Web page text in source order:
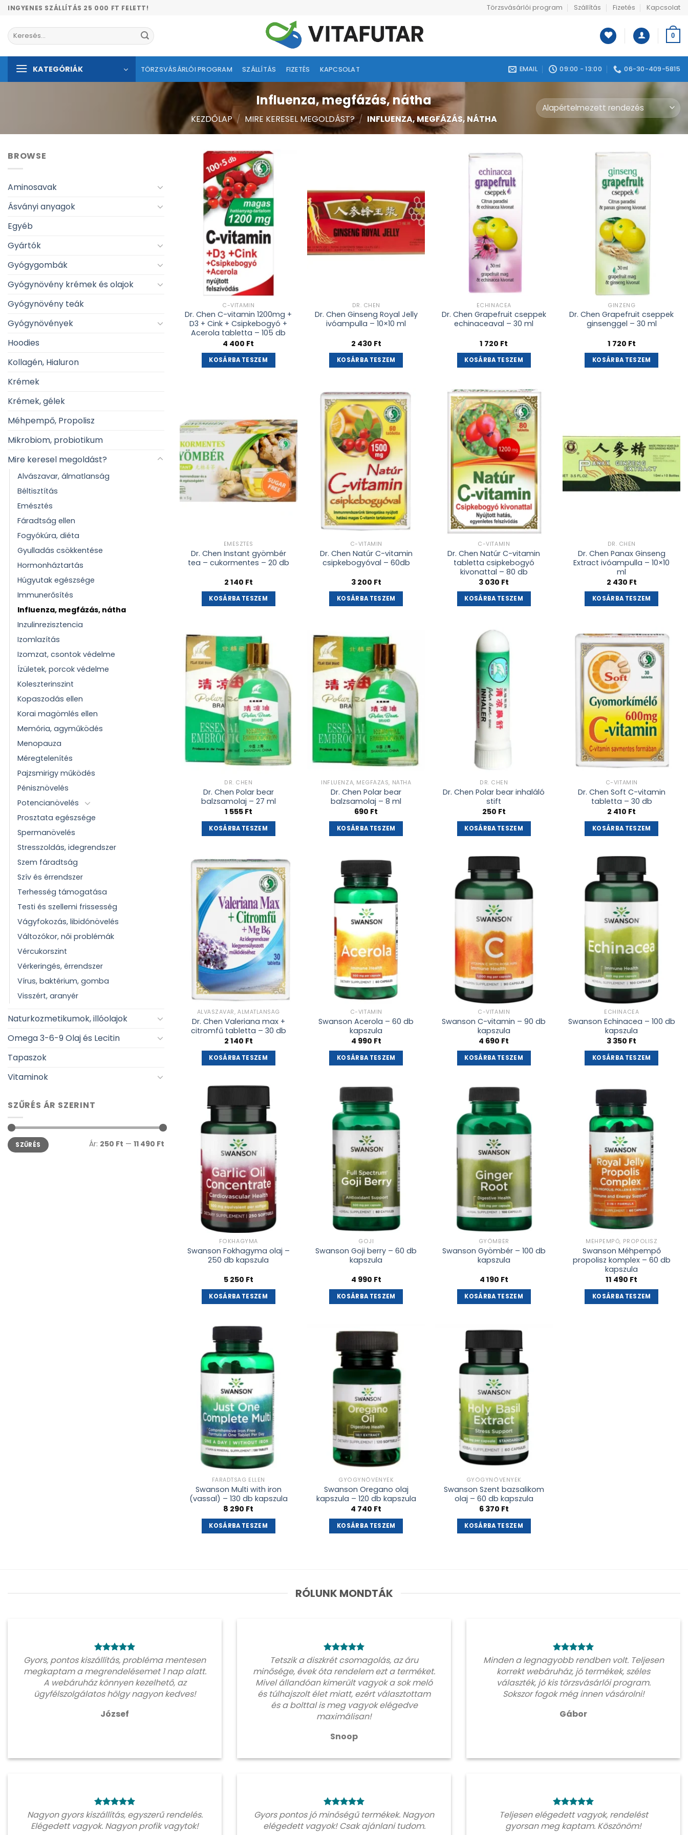
Skip
content
INGYENES SZÁLLÍTÁS 25 000 FT FELETT! Törzsvásárlói program Szállítás Fizetés Kapcsolat
Keresés
a
0
KATEGÓRIÁK TÖRZSVÁSÁRLÓI PROGRAM SZÁLLÍTÁS FIZETÉS KAPCSOLAT EMAIL 09:00 - 13:00 06-30-409-5815
Influenza, megfázás, nátha
KEZDŐLAP / MIRE KERESEL MEGOLDÁST? / INFLUENZA, MEGFÁZÁS, NÁTHA
BROWSE
Aminosavak
Ásványi anyagok
Egyéb
Gyártók
Gyógygombák
Gyógynövény krémek és olajok
Gyógynövény teák
Gyógynövények
Hoodies
Kollagén, Hialuron
Krémek
Krémek, gélek
Méhpempő, Propolisz
Mikrobiom, probiotikum
Mire keresel megoldást?
Alvászavar, álmatlanság
Béltisztítás
Emésztés
Fáradtság ellen
Fogyókúra, diéta
Gyulladás csökkentése
Hormonháztartás
Húgyutak egészsége
Immunerősítés
Influenza, megfázás, nátha
Inzulinrezisztencia
Izomlazítás
Izomzat, csontok védelme
Ízületek, porcok védelme
Koleszterinszint
Kopaszodás ellen
Korai magömlés ellen
Memória, agyműködés
Menopauza
Méregtelenítés
Pajzsmirigy működés
Pénisznövelés
Potencianövelés
Prosztata egészsége
Spermanövelés
Stresszoldás, idegrendszer
Szem fáradtság
Szív és érrendszer
Terhesség támogatása
Testi és szellemi frissesség
Vágyfokozás, libidónövelés
Változókor, női problémák
Vércukorszint
Vérkeringés, érrendszer
Vírus, baktérium, gomba
Visszért, aranyér
Naturkozmetikumok, illóolajok
Omega 3-6-9 Olaj és Lecitin
Tapaszok
Vitaminok
SZŰRÉS ÁR SZERINT
Min
ár
Max
ár SZŰRÉS Ár: 250 Ft — 11 490 Ft
Kívánságlistához
adás
C-VITAMIN
Dr. Chen C-vitamin 1200mg +
D3 + Cink + Csipkebogyó +
Acerola tabletta – 105 db
4 400 Ft
KOSÁRBA TESZEM
DR. CHEN
Dr. Chen Ginseng Royal Jelly
ivóampulla – 10×10 ml
2 430 Ft
KOSÁRBA TESZEM
Kívánságlistához
adás
ECHINACEA
Dr. Chen Grapefruit cseppek
echinaceaval – 30 ml
1 720 Ft
KOSÁRBA TESZEM
Kívánságlistához
adás
GINZENG
Dr. Chen Grapefruit cseppek
ginsenggel – 30 ml
1 720 Ft
KOSÁRBA TESZEM
adás
EMÉSZTÉS
Dr. Chen Instant gyömbér
tea – cukormentes – 20 db
2 140 Ft
KOSÁRBA TESZEM
Kívánságlistához
adás
C-VITAMIN
Dr. Chen Natúr C-vitamin
csipkebogyóval – 60db
3 200 Ft
KOSÁRBA TESZEM
Kívánságlistához
adás
C-VITAMIN
Dr. Chen Natúr C-vitamin
tabletta csipkebogyó
kivonattal – 80 db
3 030 Ft
KOSÁRBA TESZEM
DR. CHEN
Dr. Chen Panax Ginseng
Extract ivóampulla – 10×10
ml
2 430 Ft
KOSÁRBA TESZEM
Kívánságlistához
adás
DR. CHEN
Dr. Chen Polar bear
balzsamolaj – 27 ml
1 555 Ft
KOSÁRBA TESZEM
Kívánságlistához
adás
INFLUENZA, MEGFÁZÁS, NÁTHA
Dr. Chen Polar bear
balzsamolaj – 8 ml
690 Ft
KOSÁRBA TESZEM
Kívánságlistához
DR. CHEN
Dr. Chen Polar bear inhaláló
stift
250 Ft
KOSÁRBA TESZEM
Kívánságlistához
adás
C-VITAMIN
Dr. Chen Soft C-vitamin
tabletta – 30 db
2 410 Ft
KOSÁRBA TESZEM
Kívánságlistához
adás
ALVÁSZAVAR, ÁLMATLANSÁG
Dr. Chen Valeriana max +
citromfű tabletta – 30 db
2 140 Ft
KOSÁRBA TESZEM
Kívánságlistához
adás
C-VITAMIN
Swanson Acerola – 60 db
kapszula
4 990 Ft
KOSÁRBA TESZEM
Kívánságlistához
adás
C-VITAMIN
Swanson C-vitamin – 90 db
kapszula
4 690 Ft
KOSÁRBA TESZEM
Kívánságlistához
adás
ECHINACEA
Swanson Echinacea – 100 db
kapszula
3 350 Ft
KOSÁRBA TESZEM
Kívánságlistához
adás
FOKHAGYMA
Swanson Fokhagyma olaj –
250 db kapszula
5 250 Ft
KOSÁRBA TESZEM
Kívánságlistához
adás
GOJI
Swanson Goji berry – 60 db
kapszula
4 990 Ft
KOSÁRBA TESZEM
Kívánságlistához
adás
GYÖMBÉR
Swanson Gyömbér – 100 db
kapszula
4 190 Ft
KOSÁRBA TESZEM
Kívánságlistához
adás
MÉHPEMPŐ, PROPOLISZ
Swanson Méhpempő
propolisz komplex – 60 db
kapszula
11 490 Ft
KOSÁRBA TESZEM
Kívánságlistához
adás
FÁRADTSÁG ELLEN
Swanson Multi with iron
(vassal) – 130 db kapszula
8 290 Ft
KOSÁRBA TESZEM
Kívánságlistához
adás
GYÓGYNÖVÉNYEK
Swanson Oregano olaj
kapszula – 120 db kapszula
4 740 Ft
KOSÁRBA TESZEM
Kívánságlistához
GYÓGYNÖVÉNYEK
Swanson Szent bazsalikom
olaj – 60 db kapszula
6 370 Ft
KOSÁRBA TESZEM
RÓLUNK MONDTÁK
Gyors, pontos kiszállítás, probléma mentesen
megkaptam a megrendelésemet 1 nap alatt.
A webáruház könnyen kezelhető, az
ügyfélszolgálatos hölgy nagyon kedves!
József
Tetszik a diszkrét csomagolás, az áru
minősége, évek óta rendelem ezt a terméket.
Mivel állandóan kimerült vagyok a sok meló
és túlhajszolt élet miatt, ezért választottam
és a bolttal is meg vagyok elégedve
maximálisan!
Snoop
Minden a legnagyobb rendben volt. Teljesen
korrekt webáruház, jó termékek, széles
választék, jó kis törzsvásárlói program.
Sokszor fogok még innen vásárolni!
Gábor
Nagyon gyors kiszállítás, egyszerű rendelés.
Elégedett vagyok. Nagyon profik vagytok!
Gyors pontos jó minőségű termékek. Nagyon
elégedett vagyok! Csak ajánlani tudom.
Teljesen elégedett vagyok, rendelést
gyorsan meg kaptam. Köszönöm!